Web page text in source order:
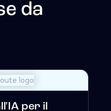
da
per il